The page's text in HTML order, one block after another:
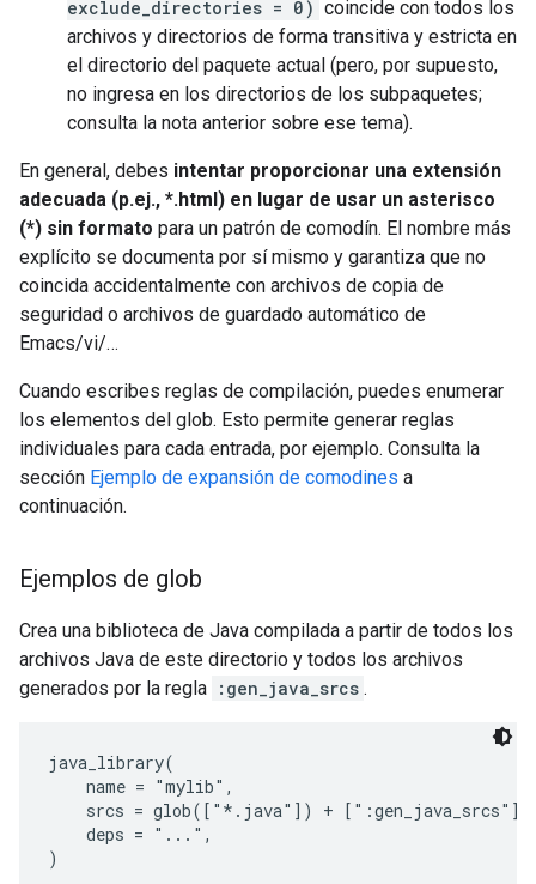
exclude_directories = 0) coincide con todos los
archivos y directorios de forma transitiva y estricta en
el directorio del paquete actual (pero, por supuesto,
no ingresa en los directorios de los subpaquetes;
consulta la nota anterior sobre ese tema).
En general, debes intentar proporcionar una extensión
adecuada (p.ej., *.html) en lugar de usar un asterisco
(*) sin formato para un patrón de comodín. El nombre más
explícito se documenta por sí mismo y garantiza que no
coincida accidentalmente con archivos de copia de
seguridad o archivos de guardado automático de
Emacs/vi/…
Cuando escribes reglas de compilación, puedes enumerar
los elementos del glob. Esto permite generar reglas
individuales para cada entrada, por ejemplo. Consulta la
sección Ejemplo de expansión de comodines a
continuación.
Ejemplos de glob
Crea una biblioteca de Java compilada a partir de todos los
archivos Java de este directorio y todos los archivos
generados por la regla :gen_java_srcs .
java_library(
    name = "mylib",
    srcs = glob(["*.java"]) + [":gen_java_srcs"],
    deps = "...",
)